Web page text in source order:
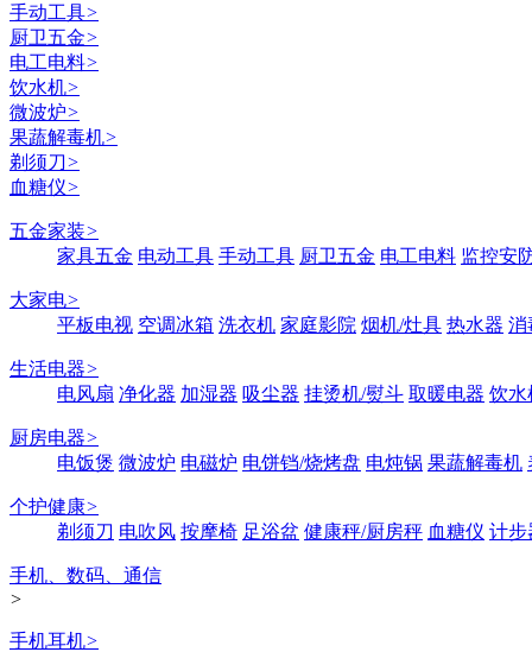
手动工具>
厨卫五金>
电工电料>
饮水机>
微波炉>
果蔬解毒机>
剃须刀>
血糖仪>
五金家装>
家具五金 电动工具 手动工具 厨卫五金 电工电料 监控安
大家电>
平板电视 空调冰箱 洗衣机 家庭影院 烟机/灶具 热水器 消
生活电器>
电风扇 净化器 加湿器 吸尘器 挂烫机/熨斗 取暖电器 饮水
厨房电器>
电饭煲 微波炉 电磁炉 电饼铛/烧烤盘 电炖锅 果蔬解毒机
个护健康>
剃须刀 电吹风 按摩椅 足浴盆 健康秤/厨房秤 血糖仪 计步
手机、数码、通信
>
手机耳机>